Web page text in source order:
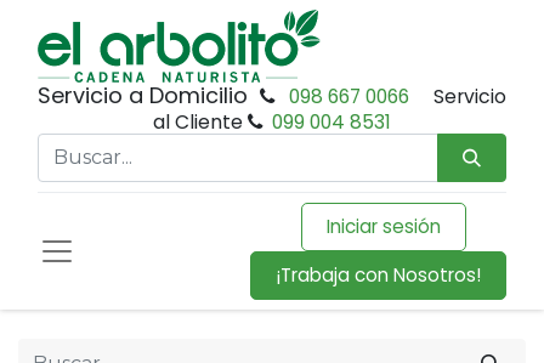
Servicio a Domicilio 098 667 0066
Servicio
al Cliente
099 004 8531
Iniciar sesión
¡Trabaja con Nosotros!